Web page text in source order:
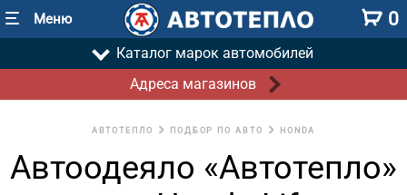
Меню 0
Каталог марок автомобилей
Адреса магазинов
АВТОТЕПЛО ПОДБОР ПО АВТО HONDA
Автоодеяло «Автотепло»